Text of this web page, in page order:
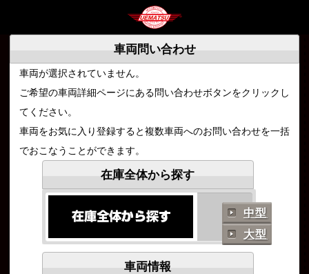
車両問い合わせ
車両が選択されていません。
ご希望の車両詳細ページにある問い合わせボタンをクリックし
てください。
車両をお気に入り登録すると複数車両へのお問い合わせを一括
でおこなうことができます。
在庫全体から探す
中型
大型
車両情報